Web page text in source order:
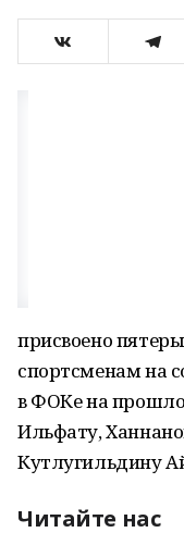
присвоено
спортсменам на
в ФОКе на
Ильфату,
Кутлугильдину
Читайте нас